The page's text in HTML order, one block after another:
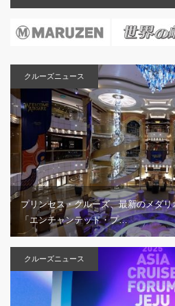
クルーズニュース
プリンセス・クルーズ、最新のメダ
「エンチャンテッド・プ…
クルーズニュース